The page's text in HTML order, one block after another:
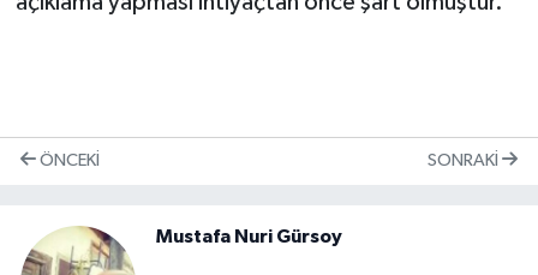
ÖNCEKI SONRAKI
Mustafa Nuri Gürsoy